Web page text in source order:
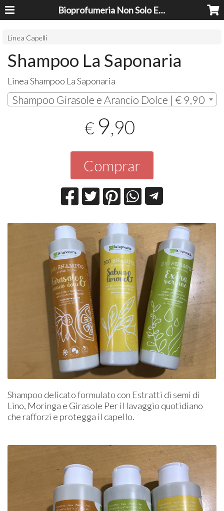
Bioprofumeria Non Solo Essenze
Linea Capelli
Shampoo La Saponaria
Linea Shampoo La Saponaria
Shampoo Girasole e Arancio Dolce | € 9,90
€ 9,90
Comprar
Shampoo delicato formulato con Estratti di semi di
Lino, Moringa e Girasole Per il lavaggio quotidiano
che rafforzi e protegga il capello.